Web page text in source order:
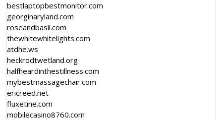
bestlaptopbestmonitor.com
georginaryland.com
roseandbasil.com
thewhitewhitelights.com
atdhe.ws
heckrodtwetland.org
halfheardinthestillness.com
mybestmassagechair.com
ericreed.net
fluxetine.com
mobilecasino8760.com